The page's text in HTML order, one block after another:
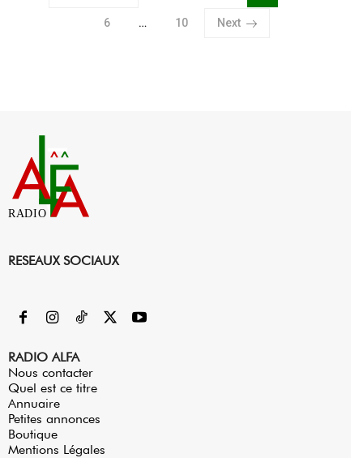
Page
6 … Page
10 Next
RADIO
RESEAUX SOCIAUX
RADIO ALFA
Nous contacter
Quel est ce titre
Annuaire
Petites annonces
Boutique
Mentions Légales